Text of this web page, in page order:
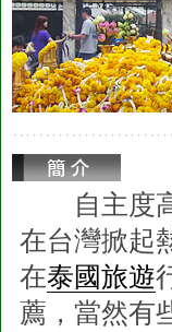
自主度
在台灣掀起
在泰國旅遊
薦，當然有